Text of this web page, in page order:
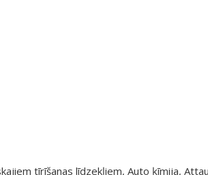
tīrīšanas līdzekļiem, Auto ķīmija,